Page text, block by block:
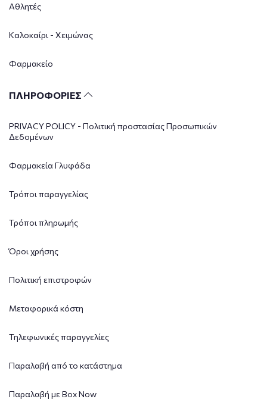
Αθλητές
Καλοκαίρι - Χειμώνας
Φαρμακείο
ΠΛΗΡΟΦΟΡΙΕΣ
PRIVACY POLICY - Πολιτική προστασίας Προσωπικών
Δεδομένων
Φαρμακεία Γλυφάδα
Τρόποι παραγγελίας
Τρόποι πληρωμής
Όροι χρήσης
Πολιτική επιστροφών
Μεταφορικά κόστη
Τηλεφωνικές παραγγελίες
Παραλαβή από το κατάστημα
Παραλαβή με Box Now